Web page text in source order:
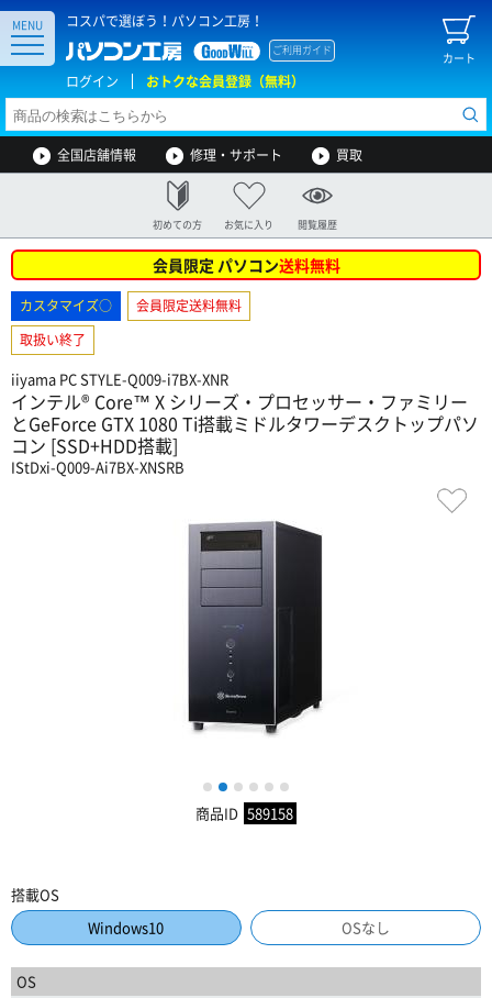
コスパで選ぼう！パソコン工房！
カート
ご利用ガイド
ログイン おトクな会員登録（無料）
MENU
全国店舗情報 修理・サポート 買取
初めての方 お気に入り 閲覧履歴
会員限定 パソコン送料無料
カスタマイズ○
会員限定送料無料
取扱い終了
iiyama PC STYLE-Q009-i7BX-XNR
インテル® Core™ X シリーズ・プロセッサー・ファミリー
とGeForce GTX 1080 Ti搭載ミドルタワーデスクトップパソ
コン [SSD+HDD搭載]
IStDxi-Q009-Ai7BX-XNSRB
1 2 3 4 5
商品ID 589158
搭載OS
Windows10
OSなし
OS